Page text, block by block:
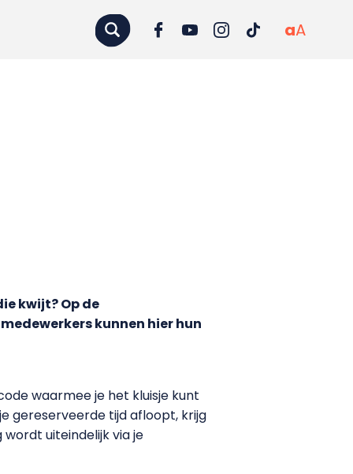
aA
kwijt? Op de
kunnen hier hun
waarmee je het kluisje kunt
gereserveerde tijd afloopt, krijg
uiteindelijk via je